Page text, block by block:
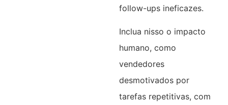
follow-ups ineficazes.
Inclua nisso o impacto
humano, como
vendedores
desmotivados por
tarefas repetitivas, com